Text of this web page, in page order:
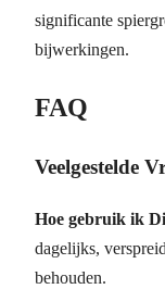
significante
bijwerkingen.
FAQ
Veelgestelde
Hoe gebruik ik
dagelijks,
behouden.